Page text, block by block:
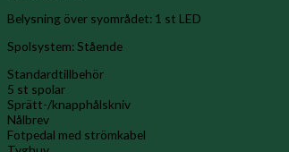
Belysning över syområdet: 1 st LED
Spolsystem: Stående
Standardtillbehör
5 st spolar
Sprätt-/knapphålskniv
Nålbrev
Fotpedal med strömkabel